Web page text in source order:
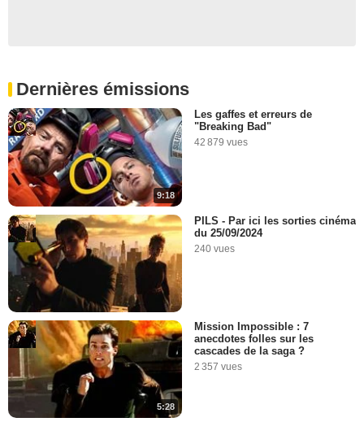
Dernières émissions
9:18
Les gaffes et erreurs de
"Breaking Bad"
42 879 vues
PILS - Par ici les sorties cinéma
du 25/09/2024
240 vues
5:28
Mission Impossible : 7
anecdotes folles sur les
cascades de la saga ?
2 357 vues